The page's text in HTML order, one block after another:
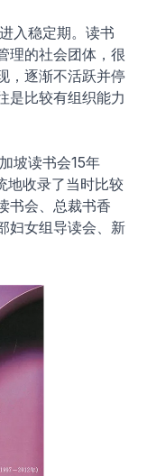
入稳定期。读书
理的社会团体，很
，逐渐不活跃并停
是比较有组织能力
坡读书会15年
地收录了当时比较
书会、总裁书香
妇女组导读会、新